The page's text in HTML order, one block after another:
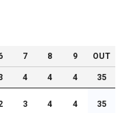
7 8 9 OUT
4 4 4 35
3 4 4 35